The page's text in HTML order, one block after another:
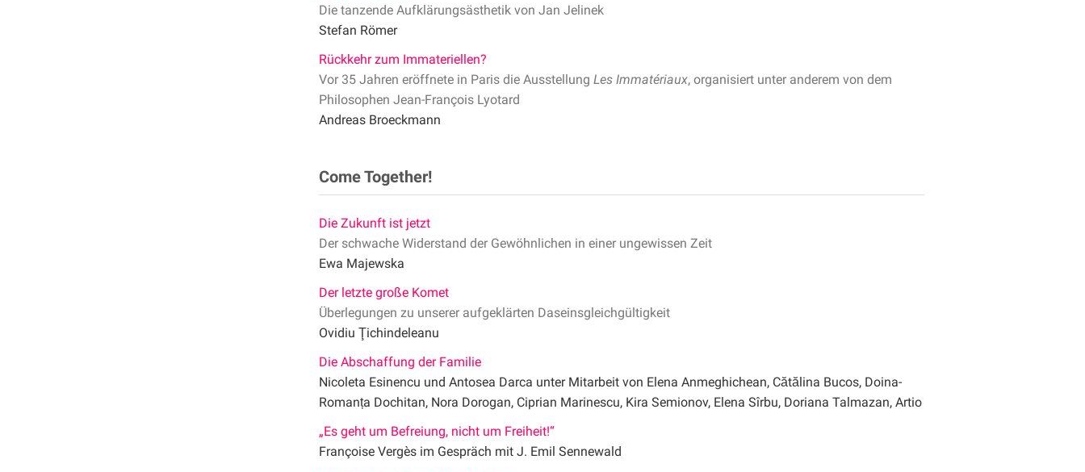
Die tanzende Aufklärungsästhetik von Jan Jelinek
Stefan Römer
Rückkehr zum Immateriellen?
Vor 35 Jahren eröffnete in Paris die Ausstellung Les Immatériaux, organisiert unter anderem von dem
Philosophen Jean-François Lyotard
Andreas Broeckmann
Come Together!
Die Zukunft ist jetzt
Der schwache Widerstand der Gewöhnlichen in einer ungewissen Zeit
Ewa Majewska
Der letzte große Komet
Überlegungen zu unserer aufgeklärten Daseinsgleichgültigkeit
Ovidiu Ţichindeleanu
Die Abschaffung der Familie
Nicoleta Esinencu und Antosea Darca unter Mitarbeit von Elena Anmeghichean, Cătălina Bucos, Doina-
Romanța Dochitan, Nora Dorogan, Ciprian Marinescu, Kira Semionov, Elena Sîrbu, Doriana Talmazan, Artio
„Es geht um Befreiung, nicht um Freiheit!“
Françoise Vergès im Gespräch mit J. Emil Sennewald